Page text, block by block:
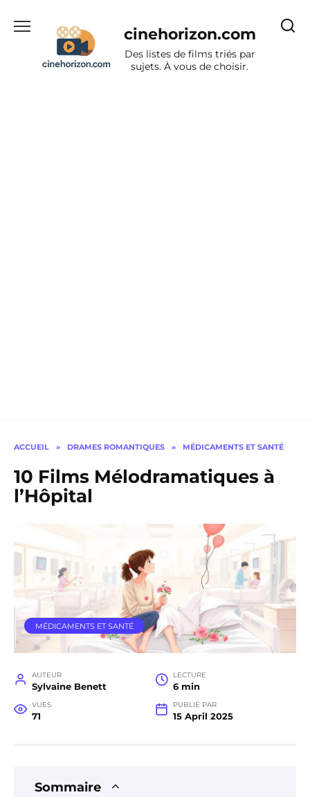
cinehorizon.com
Des listes de films triés par
sujets. À vous de choisir.
ACCUEIL » DRAMES ROMANTIQUES » MÉDICAMENTS ET SANTÉ
10 Films Mélodramatiques à
l’Hôpital
MÉDICAMENTS ET SANTÉ
AUTEUR
Sylvaine Benett
LECTURE
6 min
VUES
71
PUBLIÉ PAR
15 April 2025
Sommaire